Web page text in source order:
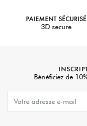
PAIEMENT SÉCURISÉ
3D secure
Bénéficiez de